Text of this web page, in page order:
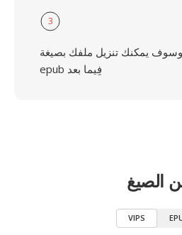
3
وسوف يمكنك تنزيل ملفك بصيغة
epub فِيما بعد
الصيغ
VIPS